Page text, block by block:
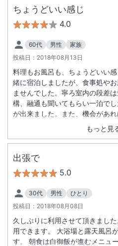
ちょうどいい感じ
4.0
60代 男性
家族
投稿日： 2018年08月13日
もっと見
料理もお風呂も、ちょうどいい
緒に宿泊しましたが、食事処や
ませんでした。寧ろ室内の段差
構、融通も聞いてもらい一泊で
が出来ました。また、機会があれ
出張で
5.0
30代 男性
ひとり
投稿日： 2018年08月08日
久しぶりに利用させて頂きまし
用できます。 大浴場と露天風呂
す。 朝食は白御飯が進むメニュ